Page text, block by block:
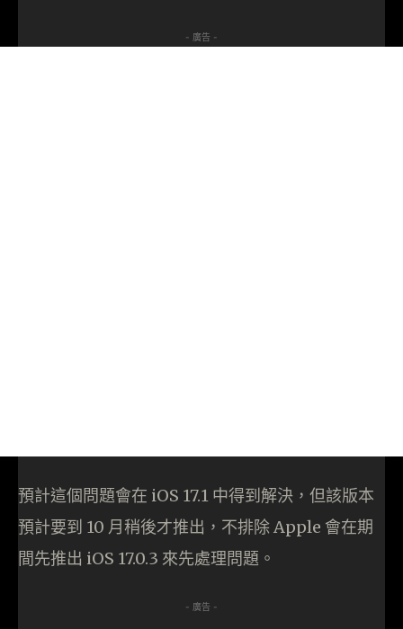
- 廣告 -
預計這個問題會在 iOS 17.1 中得到解決，但該版本
預計要到 10 月稍後才推出，不排除 Apple 會在期
間先推出 iOS 17.0.3 來先處理問題。
- 廣告 -